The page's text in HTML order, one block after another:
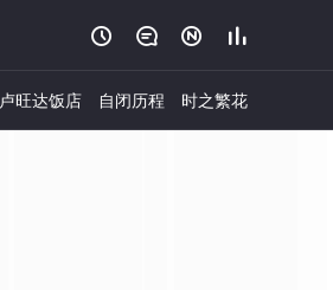
   
卢旺达饭店 自闭历程 时之繁花